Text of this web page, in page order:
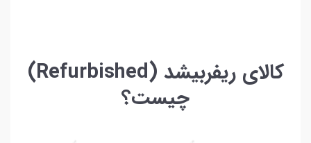
کالای ریفربیشد (Refurbished)
چیست؟